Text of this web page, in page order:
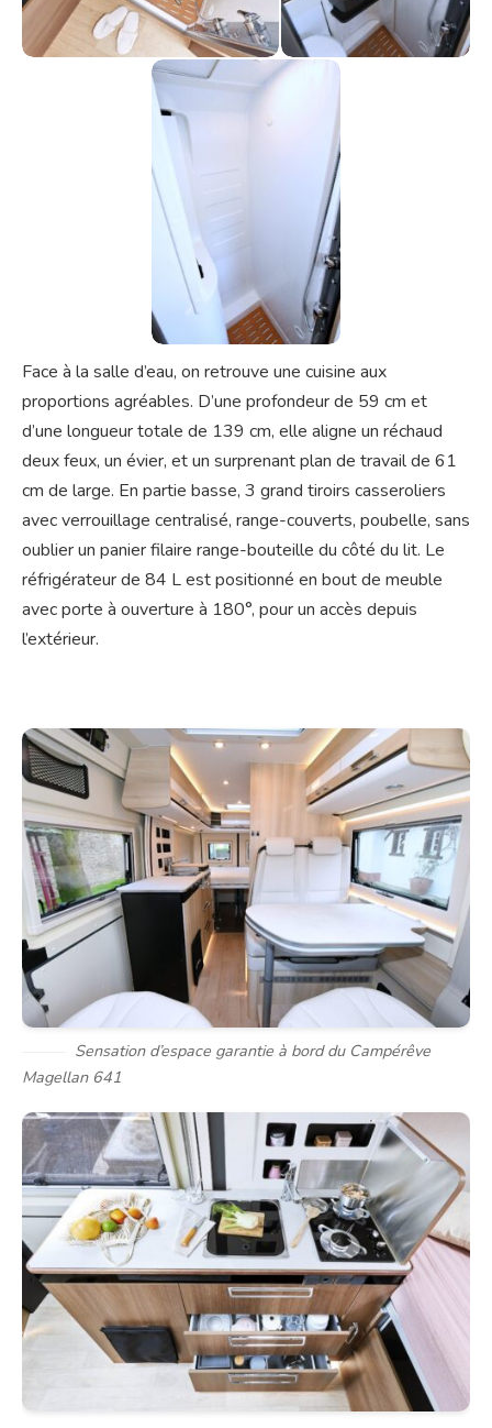
Face à la salle d’eau, on retrouve une cuisine aux
proportions agréables. D’une profondeur de 59 cm et
d’une longueur totale de 139 cm, elle aligne un réchaud
deux feux, un évier, et un surprenant plan de travail de 61
cm de large. En partie basse, 3 grand tiroirs casseroliers
avec verrouillage centralisé, range-couverts, poubelle, sans
oublier un panier filaire range-bouteille du côté du lit. Le
réfrigérateur de 84 L est positionné en bout de meuble
avec porte à ouverture à 180°, pour un accès depuis
l’extérieur.
Sensation d’espace garantie à bord du Campérêve
Magellan 641